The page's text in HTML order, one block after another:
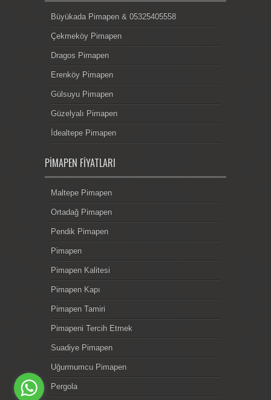
Büyükada Pimapen & 05325405558
Çekmeköy Pimapen
Dragos Pimapen
Erenköy Pimapen
Gülsuyu Pimapen
Güzelyalı Pimapen
İdealtepe Pimapen
PIMAPEN FIYATLARI
Maltepe Pimapen
Ortadağ Pimapen
Pendik Pimapen
Pimapen
Pimapen Kalitesi
Pimapen Kapı
Pimapen Tamiri
Pimapeni Tercih Etmek
Suadiye Pimapen
Uğurmumcu Pimapen
Pergola